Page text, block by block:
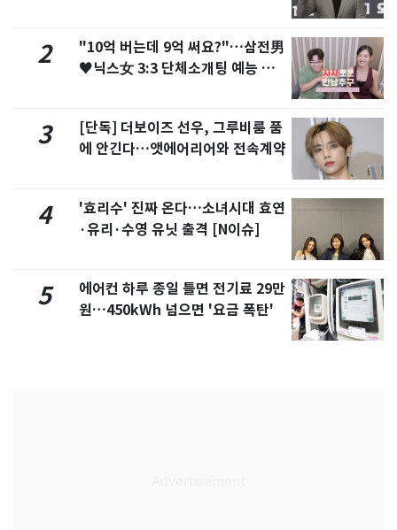
2
"10억 버는데 9억 써요?"…삼전男
♥닉스女 3:3 단체소개팅 예능 화
3
[단독] 더보이즈 선우, 그루비룸 품
에 안긴다…앳에어리어와 전속계약
4
'효리수' 진짜 온다…소녀시대 효연
·유리·수영 유닛 출격 [N이슈]
5
에어컨 하루 종일 틀면 전기료 29만
원…450kWh 넘으면 '요금 폭탄'